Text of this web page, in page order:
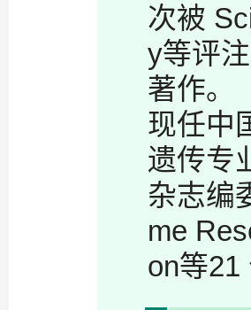
次被
y等评
著作。
现任中
遗传专
杂志编
me
on等21